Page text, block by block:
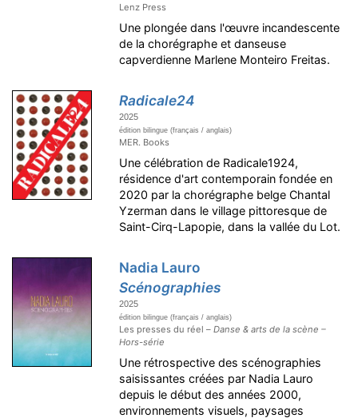
Lenz Press
Une plongée dans l'œuvre incandescente
de la chorégraphe et danseuse
capverdienne Marlene Monteiro Freitas.
Radicale24
2025
édition bilingue (français / anglais)
MER. Books
Une célébration de Radicale1924,
résidence d'art contemporain fondée en
2020 par la chorégraphe belge Chantal
Yzerman dans le village pittoresque de
Saint-Cirq-Lapopie, dans la vallée du Lot.
Nadia Lauro
Scénographies
2025
édition bilingue (français / anglais)
Les presses du réel –Danse & arts de la scène –
Hors-série
Une rétrospective des scénographies
saisissantes créées par Nadia Lauro
depuis le début des années 2000,
environnements visuels, paysages